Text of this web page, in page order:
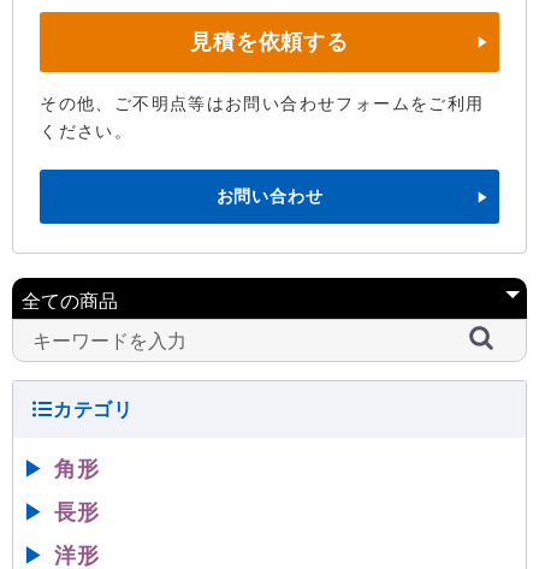
見積を依頼する
その他、ご不明点等はお問い合わせフォームをご利用
ください。
お問い合わせ
▶ 角形
▶ 長形
▶ 洋形